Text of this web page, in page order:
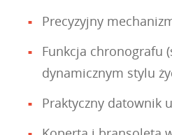
Precyzyjny
Funkcja chronografu
dynamicznym stylu
Praktyczny datownik